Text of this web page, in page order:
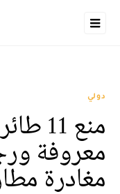
دولي
منع
معروفة
مغادرة